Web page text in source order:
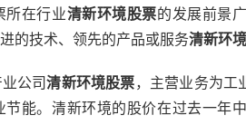
所在行业清新环境股票的发展前景
的技术、领先的产品或服务清新环
公司清新环境股票，主营业务为工
能。清新环境的股价在过去一年